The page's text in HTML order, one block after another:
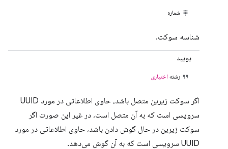
شماره
شناسه سوکت.
یویید
رشته اختیاری
اگر سوکت زیرین متصل باشد، حاوی اطلاعاتی در مورد UUID
سرویسی است که به آن متصل است، در غیر این صورت اگر
سوکت زیرین در حال گوش دادن باشد، حاوی اطلاعاتی در مورد
UUID سرویسی است که به آن گوش می‌دهد.